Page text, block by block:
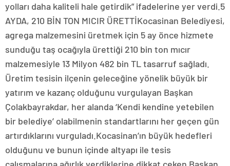
yolları daha kaliteli hale getirdik” ifadelerine yer verdi.5
AYDA, 210 BİN TON MICIR ÜRETTİKocasinan Belediyesi,
agrega malzemesini üretmek için 5 ay önce hizmete
sunduğu taş ocağıyla ürettiği 210 bin ton mıcır
malzemesiyle 13 Milyon 482 bin TL tasarruf sağladı.
Üretim tesisin ilçenin geleceğine yönelik büyük bir
yatırım ve kazanç olduğunu vurgulayan Başkan
Çolakbayrakdar, her alanda ‘Kendi kendine yetebilen
bir belediye’ olabilmenin standartlarını her geçen gün
artırdıklarını vurguladı.Kocasinan’ın büyük hedefleri
olduğunu ve bunun içinde altyapı ile tesis